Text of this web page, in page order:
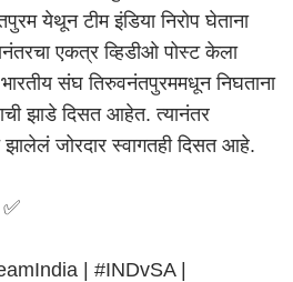
येथून टीम इंडिया निरोप घेताना
एकत्र व्हिडीओ पोस्ट केला
संघ तिरुवनंतपुरममधून निघताना
झाडे दिसत आहेत. त्यानंतर
झालेलं जोरदार स्वागतही दिसत आहे.
#INDvSA|